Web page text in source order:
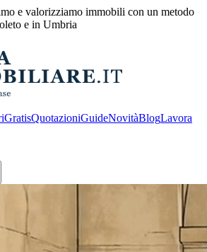
e valorizziamo immobili con un metodo
e in Umbria
GratisQuotazioniGuideNovitàBlogLavora